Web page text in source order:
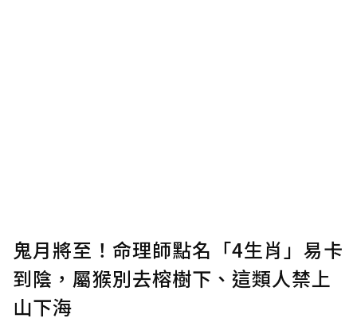
鬼月將至！命理師點名「4生肖」易卡
到陰，屬猴別去榕樹下、這類人禁上
山下海